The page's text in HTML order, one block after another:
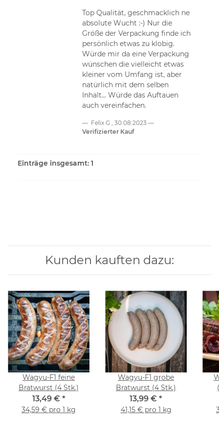
Top Qualität, geschmacklich ne
absolute Wucht :-) Nur die
Größe der Verpackung finde ich
persönlich etwas zu klobig.
Würde mir da eine Verpackung
wünschen die vielleicht etwas
kleiner vom Umfang ist, aber
natürlich mit dem selben
Inhalt... Würde das Auftauen
auch vereinfachen.
Felix G , 30.08.2023
Verifizierter Kauf
Einträge insgesamt: 1
Kunden kauften dazu:
Wagyu-F1 feine
Bratwurst (4 Stk.)
13,49 € *
34,59 € pro 1 kg
Wagyu-F1 grobe
Bratwurst (4 Stk.)
13,99 € *
41,15 € pro 1 kg